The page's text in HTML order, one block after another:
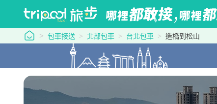
tripool 旅步
包車接送 北部包車 台北包車 造橋到松山